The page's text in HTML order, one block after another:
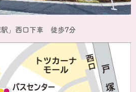
駅」西口下車 徒歩7分